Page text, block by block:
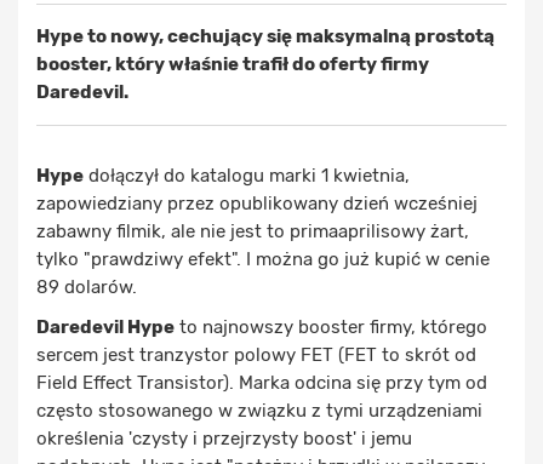
Hype to nowy, cechujący się maksymalną prostotą
booster, który właśnie trafił do oferty firmy
Daredevil.
Hype dołączył do katalogu marki 1 kwietnia,
zapowiedziany przez opublikowany dzień wcześniej
zabawny filmik, ale nie jest to primaaprilisowy żart,
tylko "prawdziwy efekt". I można go już kupić w cenie
89 dolarów.
Daredevil Hype to najnowszy booster firmy, którego
sercem jest tranzystor polowy FET (FET to skrót od
Field Effect Transistor). Marka odcina się przy tym od
często stosowanego w związku z tymi urządzeniami
określenia 'czysty i przejrzysty boost' i jemu